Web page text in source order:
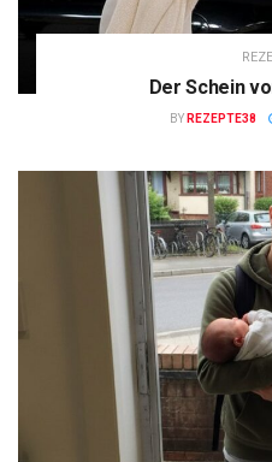
Der Schein
BY REZEPTE38